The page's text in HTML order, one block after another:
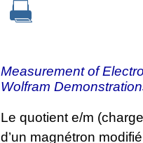
Measurement of
Wolfram
Le quotient e/m
d’un magnétron